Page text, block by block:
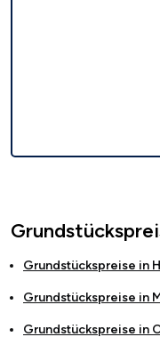
Grundstückspreise in
Grundstückspreise in
Grundstückspreise in